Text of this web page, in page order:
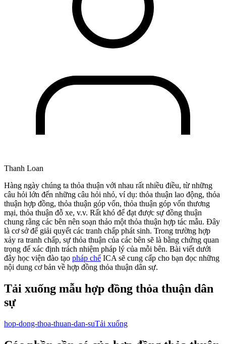
Thanh Loan
Hàng ngày chúng ta thỏa thuận với nhau rất nhiều điều, từ những
câu hỏi lớn đến những câu hỏi nhỏ, ví dụ: thỏa thuận lao động, thỏa
thuận hợp đồng, thỏa thuận góp vốn, thỏa thuận góp vốn thương
mại, thỏa thuận đỗ xe, v.v. Rất khó để đạt được sự đồng thuận
chung rằng các bên nên soạn thảo một thỏa thuận hợp tác mẫu. Đây
là cơ sở để giải quyết các tranh chấp phát sinh. Trong trường hợp
xảy ra tranh chấp, sự thỏa thuận của các bên sẽ là bằng chứng quan
trọng để xác định trách nhiệm pháp lý của mỗi bên. Bài viết dưới
đây học viện đào tạo pháp chế ICA sẽ cung cấp cho bạn đọc những
nội dung cơ bản về hợp đồng thỏa thuận dân sự.
Tải xuống mẫu hợp đồng thỏa thuận dân
sự
hop-dong-thoa-thuan-dan-suTải xuống